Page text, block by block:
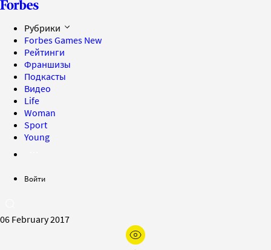
Рубрики
Forbes Games New
Рейтинги
Франшизы
Подкасты
Видео
Life
Woman
Sport
Young
Войти
06 February 2017